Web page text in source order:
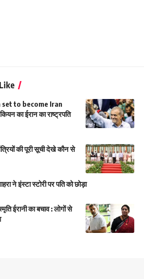
set to become Iran
का ईरान का राष्ट्रपति
की पूरी सूची देखे कौन से
ने इंस्टा स्टोरी पर पति को छोड़ा
ईरानी का बचाव : लोगों से